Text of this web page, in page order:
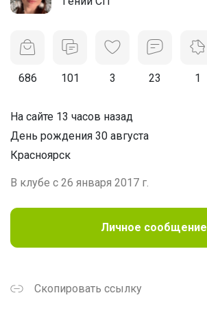
686 101 3 23 1
На сайте 13 часов назад
День рождения 30 августа
Красноярск
В клубе с 26 января 2017 г.
Личное сообщение
Скопировать ссылку